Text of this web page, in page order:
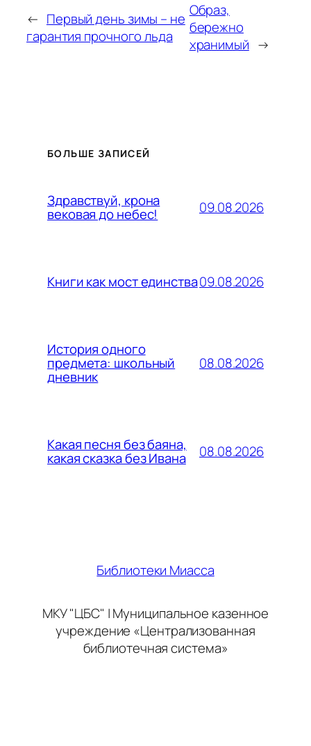
← Первый день зимы – не
гарантия прочного льда
Образ,
бережно
хранимый →
БОЛЬШЕ ЗАПИСЕЙ
Здравствуй, крона
вековая до небес! 09.08.2026
Книги как мост единства09.08.2026
История одного
предмета: школьный
дневник
08.08.2026
Какая песня без баяна,
какая сказка без Ивана 08.08.2026
Библиотеки Миасса
МКУ "ЦБС" | Муниципальное казенное
учреждение «Централизованная
библиотечная система»